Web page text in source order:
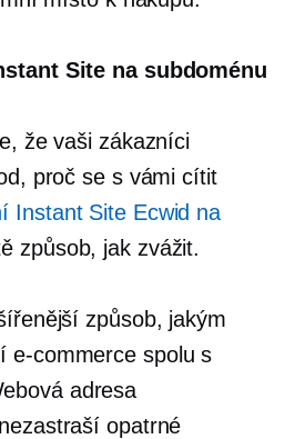
Site na subdoménu
že vaši zákazníci
proč se s vámi cítit
Instant Site Ecwid na
způsob, jak zvážit.
způsob, jakým
e-commerce spolu s
adresa
opatrné